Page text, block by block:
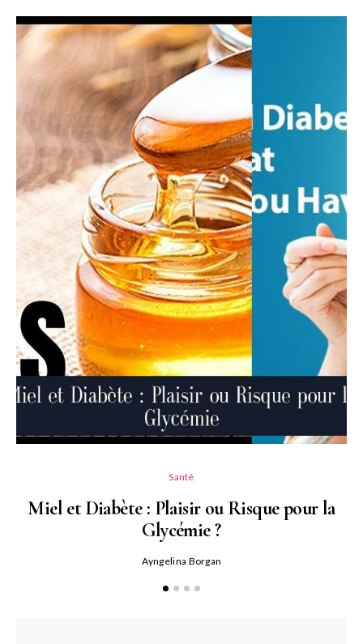
Santé
Miel et Diabète : Plaisir ou Risque pour la
Glycémie ?
Ayngelina Borgan